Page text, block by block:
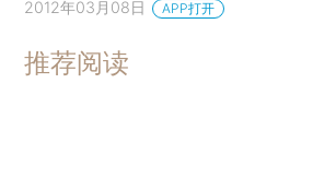
2012年03月08日 APP打开
推荐阅读